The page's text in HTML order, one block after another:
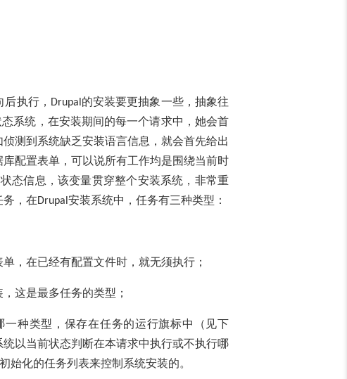
执行， Drupal 的安装要更抽象一些，抽象往
系统，在安装期间的每一个请求中，她会首
测到系统缺乏安装语言信息，就会首先给出
配置表单，可以说所有工作均是围绕当前时
态信息，该变量贯穿整个安装系统，非常重
务，在Drupal 安装系统中，任务有三种类型：
，在已经有配置文件时，就无须执行；
这是最多任务的类型；
种类型，保存在任务的运行旗标中（见下
以当前状态判断在本请求中执行或不执行哪
始化的任务列表来控制系统安装的。